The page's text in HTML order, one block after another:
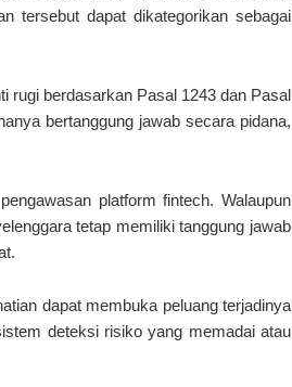
tersebut dapat dikategorikan sebagai
rugi berdasarkan Pasal 1243 dan Pasal
bertanggung jawab secara pidana,
platform fintech. Walaupun
tetap memiliki tanggung jawab
dapat membuka peluang terjadinya
deteksi risiko yang memadai atau